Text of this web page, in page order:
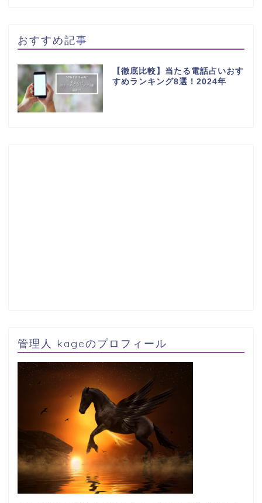
おすすめ記事
【徹底比較】当たる電話占いおす
すめランキング8選！2024年
管理人 kageのプロフィール